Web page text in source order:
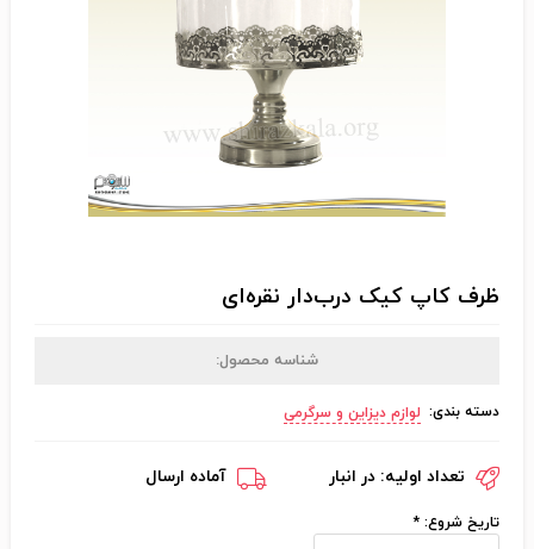
ظرف کاپ کیک درب‌دار نقره‌ای
شناسه محصول:
دسته بندی: لوازم دیزاین و سرگرمی
تعداد اولیه: در انبار آماده ارسال
تاریخ شروع: *